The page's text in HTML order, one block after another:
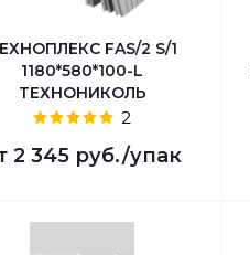
FAS/2 S/1
1180*580*100-L
ТЕХНОНИКОЛЬ
2
2 345 руб./упак